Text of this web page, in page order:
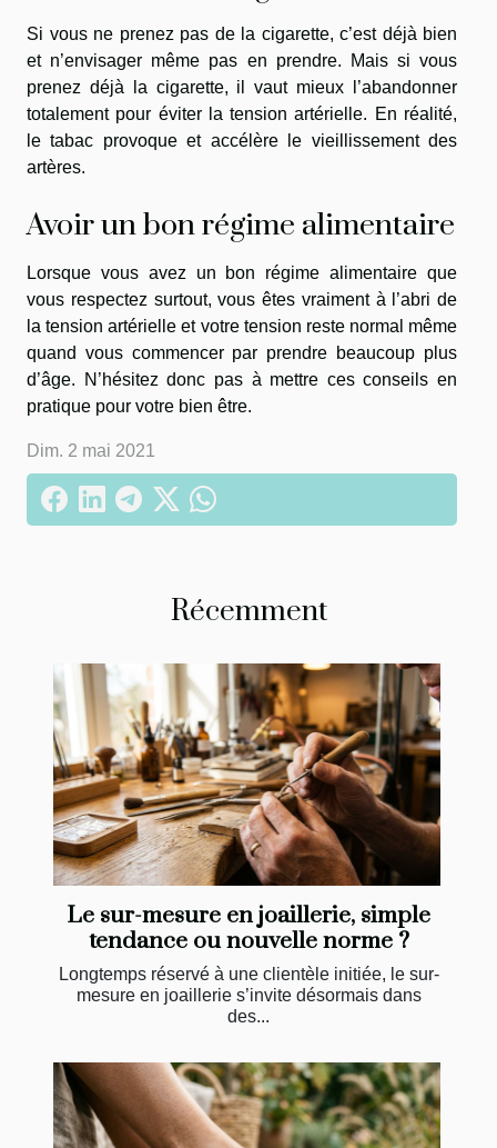
Si vous ne prenez pas de la cigarette, c’est déjà bien
et n’envisager même pas en prendre. Mais si vous
prenez déjà la cigarette, il vaut mieux l’abandonner
totalement pour éviter la tension artérielle. En réalité,
le tabac provoque et accélère le vieillissement des
artères.
Avoir un bon régime alimentaire
Lorsque vous avez un bon régime alimentaire que
vous respectez surtout, vous êtes vraiment à l’abri de
la tension artérielle et votre tension reste normal même
quand vous commencer par prendre beaucoup plus
d’âge. N’hésitez donc pas à mettre ces conseils en
pratique pour votre bien être.
Dim. 2 mai 2021
Récemment
Le sur-mesure en joaillerie, simple
tendance ou nouvelle norme ?
Longtemps réservé à une clientèle initiée, le sur-
mesure en joaillerie s’invite désormais dans
des...